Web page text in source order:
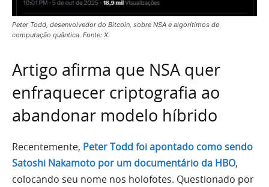
Peter Todd, desenvolvedor do Bitcoin, sobre NSA e algorítimos de
computação quântica. Fonte: X.
Artigo afirma que NSA quer
enfraquecer criptografia ao
abandonar modelo híbrido
Recentemente, Peter Todd foi apontado como sendo
Satoshi Nakamoto por um documentário da HBO,
colocando seu nome nos holofotes. Questionado por